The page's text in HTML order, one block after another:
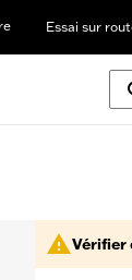
Essai sur
Vérifier